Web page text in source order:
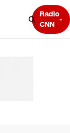
Radio
CNN